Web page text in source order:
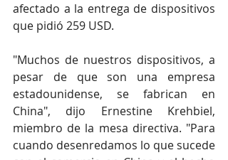
afectado a la entrega de dispositivos
que pidió 259 USD.
"Muchos de nuestros dispositivos, a
pesar de que son una empresa
estadounidense, se fabrican en
China", dijo Ernestine Krehbiel,
miembro de la mesa directiva. "Para
cuando desenredamos lo que sucede